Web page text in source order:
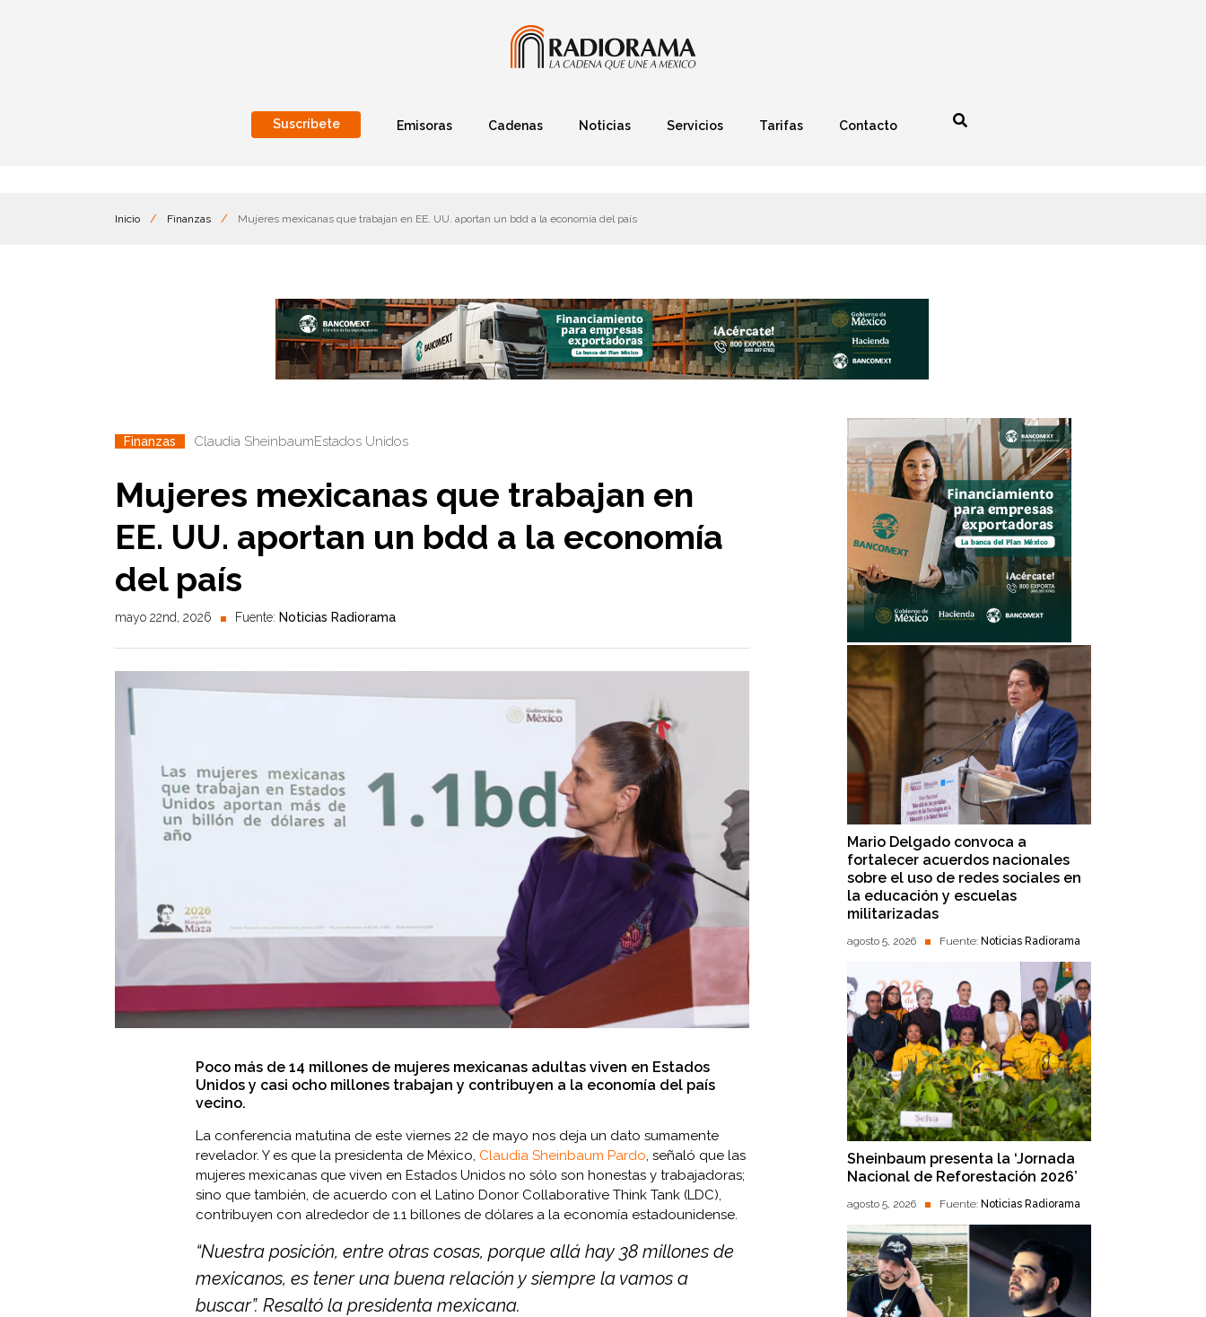
Suscríbete Emisoras Cadenas Noticias Servicios Tarifas Contacto
Inicio / Finanzas / Mujeres mexicanas que trabajan en EE. UU. aportan un bdd a la economía del país
Finanzas Claudia SheinbaumEstados Unidos
Mujeres mexicanas que trabajan en
EE. UU. aportan un bdd a la economía
del país
mayo 22nd, 2026 Fuente: Noticias Radiorama
Poco más de 14 millones de mujeres mexicanas adultas viven en Estados
Unidos y casi ocho millones trabajan y contribuyen a la economía del país
vecino.
La conferencia matutina de este viernes 22 de mayo nos deja un dato sumamente
revelador. Y es que la presidenta de México, Claudia Sheinbaum Pardo, señaló que las
mujeres mexicanas que viven en Estados Unidos no sólo son honestas y trabajadoras;
sino que también, de acuerdo con el Latino Donor Collaborative Think Tank (LDC),
contribuyen con alrededor de 1.1 billones de dólares a la economía estadounidense.
“Nuestra posición, entre otras cosas, porque allá hay 38 millones de
mexicanos, es tener una buena relación y siempre la vamos a
buscar”. Resaltó la presidenta mexicana.
Mario Delgado convoca a
fortalecer acuerdos nacionales
sobre el uso de redes sociales en
la educación y escuelas
militarizadas
agosto 5, 2026 Fuente: Noticias Radiorama
Sheinbaum presenta la ‘Jornada
Nacional de Reforestación 2026’
agosto 5, 2026 Fuente: Noticias Radiorama